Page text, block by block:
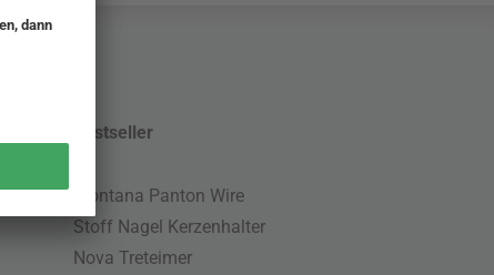
Bestseller
Montana Panton Wire
Stoff Nagel Kerzenhalter
Nova Treteimer